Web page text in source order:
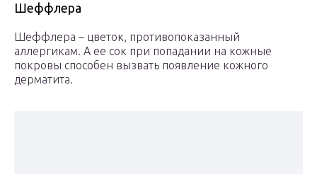
Шеффлера
Шеффлера – цветок, противопоказанный
аллергикам. А ее сок при попадании на кожные
покровы способен вызвать появление кожного
дерматита.